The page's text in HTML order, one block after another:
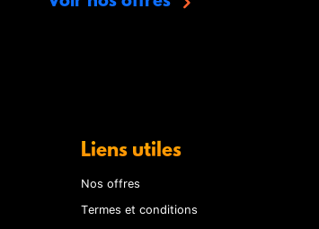
Liens utiles
Nos offres
Termes et conditions